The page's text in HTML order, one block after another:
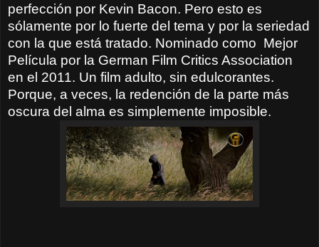
perfección por Kevin Bacon. Pero esto es
sólamente por lo fuerte del tema y por la seriedad
con la que está tratado. Nominado como Mejor
Película por la German Film Critics Association
en el 2011. Un film adulto, sin edulcorantes.
Porque, a veces, la redención de la parte más
oscura del alma es simplemente imposible.